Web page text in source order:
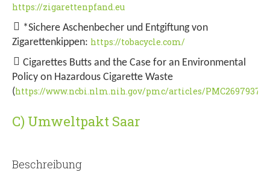
https://zigarettenpfand.eu
*Sichere Aschenbecher und Entgiftung von
Zigarettenkippen: https://tobacycle.com/
Cigarettes Butts and the Case for an Environmental
Policy on Hazardous Cigarette Waste
(https://www.ncbi.nlm.nih.gov/pmc/articles/PMC2697937/
C) Umweltpakt Saar
Beschreibung